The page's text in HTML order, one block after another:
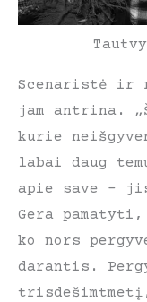
Scenaristė ir
jam antrina.
kurie
labai daug
apie save –
Gera
ko nors
darantis.